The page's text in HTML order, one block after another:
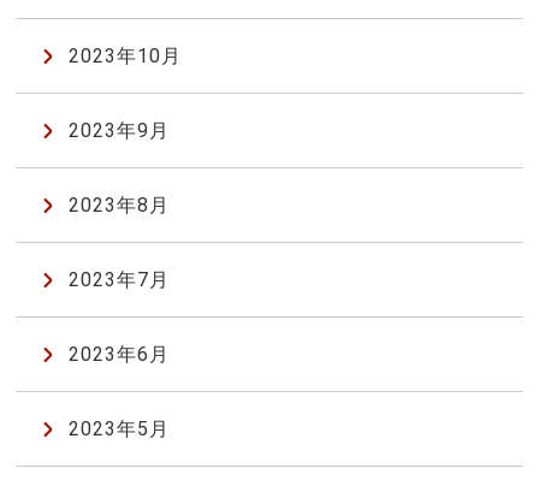
2023年10月
2023年9月
2023年8月
2023年7月
2023年6月
2023年5月